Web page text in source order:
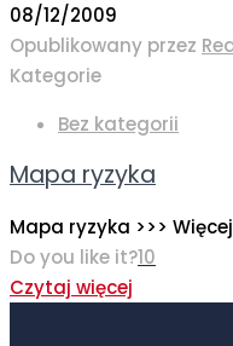
08/12/2009
Opublikowany przez
Kategorie
Bez kategorii
Mapa ryzyka
Mapa ryzyka >>>
Do you like it?10
Czytaj więcej